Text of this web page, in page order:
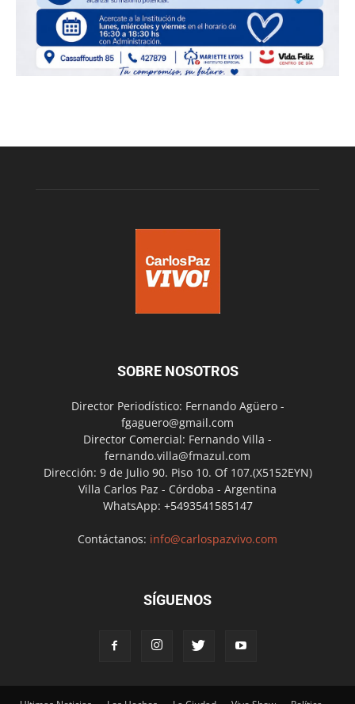
SOBRE NOSOTROS
Director Periodístico: Fernando Agüero -
fgaguero@gmail.com
Director Comercial: Fernando Villa -
fernando.villa@fmazul.com
Dirección: 9 de Julio 90. Piso 10. Of 107.(X5152EYN)
Villa Carlos Paz - Córdoba - Argentina
WhatsApp: +5493541585147
Contáctanos: info@carlospazvivo.com
SÍGUENOS